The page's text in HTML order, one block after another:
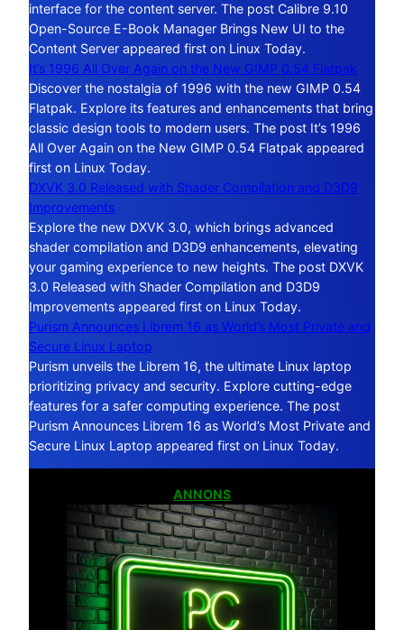
interface for the content server. The post Calibre 9.10
Open-Source E-Book Manager Brings New UI to the
Content Server appeared first on Linux Today.
It’s 1996 All Over Again on the New GIMP 0.54 Flatpak
Discover the nostalgia of 1996 with the new GIMP 0.54
Flatpak. Explore its features and enhancements that bring
classic design tools to modern users. The post It’s 1996
All Over Again on the New GIMP 0.54 Flatpak appeared
first on Linux Today.
DXVK 3.0 Released with Shader Compilation and D3D9
Improvements
Explore the new DXVK 3.0, which brings advanced
shader compilation and D3D9 enhancements, elevating
your gaming experience to new heights. The post DXVK
3.0 Released with Shader Compilation and D3D9
Improvements appeared first on Linux Today.
Purism Announces Librem 16 as World’s Most Private and
Secure Linux Laptop
Purism unveils the Librem 16, the ultimate Linux laptop
prioritizing privacy and security. Explore cutting-edge
features for a safer computing experience. The post
Purism Announces Librem 16 as World’s Most Private and
Secure Linux Laptop appeared first on Linux Today.
ANNONS